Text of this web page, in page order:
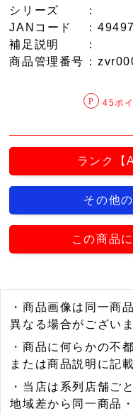
シリーズ
：
JANコード
：
補足説明
：
商品管理番号 ：
45ポ
ランク【
その他
この商品
・商品画像は同一商
異なる場合がございま
・商品に何らかの不
または商品説明に記
・当店は系列店舗ご
地域差から同一商品